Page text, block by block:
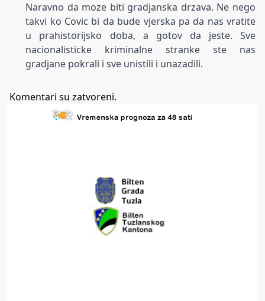
Naravno da moze biti gradjanska drzava. Ne nego
takvi ko Covic bi da bude vjerska pa da nas vratite
u prahistorijsko doba, a gotov da jeste. Sve
nacionalisticke kriminalne stranke ste nas
gradjane pokrali i sve unistili i unazadili.
Komentari su zatvoreni.